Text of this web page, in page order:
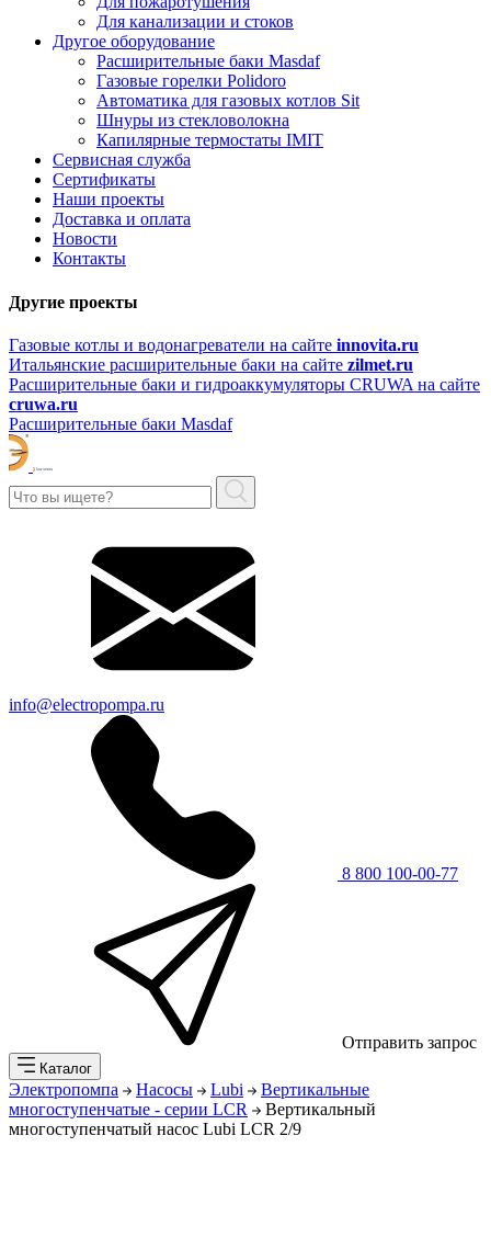
Для канализации и стоков
Другое оборудование
Расширительные баки Masdaf
Газовые горелки Polidoro
Автоматика для газовых котлов Sit
Шнуры из стекловолокна
Капилярные термостаты IMIT
Сервисная служба
Сертификаты
Наши проекты
Доставка и оплата
Новости
Контакты
Другие проекты
Газовые котлы и водонагреватели на сайте innovita.ru
Итальянские расширительные баки на сайте zilmet.ru
Расширительные баки и гидроаккумуляторы CRUWA на сайте
cruwa.ru
Расширительные баки Masdaf
info@electropompa.ru
8 800 100-00-77
Отправить запрос
Каталог
Электропомпа Насосы Lubi
Вертикальные
многоступенчатые - серии LCR
Вертикальный
многоступенчатый насос Lubi LCR 2/9